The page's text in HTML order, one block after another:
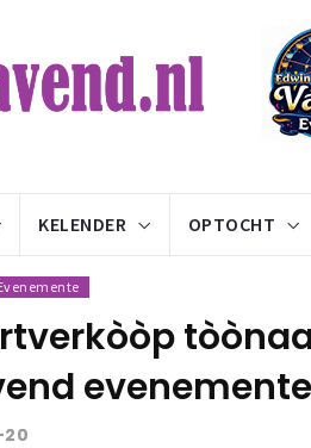
KELENDER OPTOCHT